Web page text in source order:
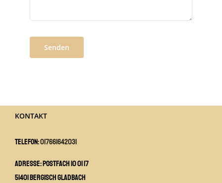
Senden
KONTAKT
Telefon:017661642031
Adresse: Postfach 10 01 17
51401 Bergisch Gladbach